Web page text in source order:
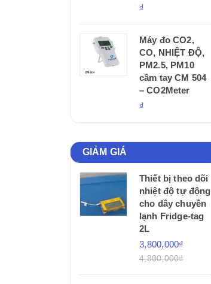
₫
Máy đo CO2,
CO, NHIỆT ĐỘ,
PM2.5, PM10
cầm tay CM 504
– CO2Meter
₫
GIẢM GIÁ
Thiết bị theo dõi
nhiệt độ tự động
cho dây chuyền
lạnh Fridge-tag
2L
3,800,000₫
4,800,000₫